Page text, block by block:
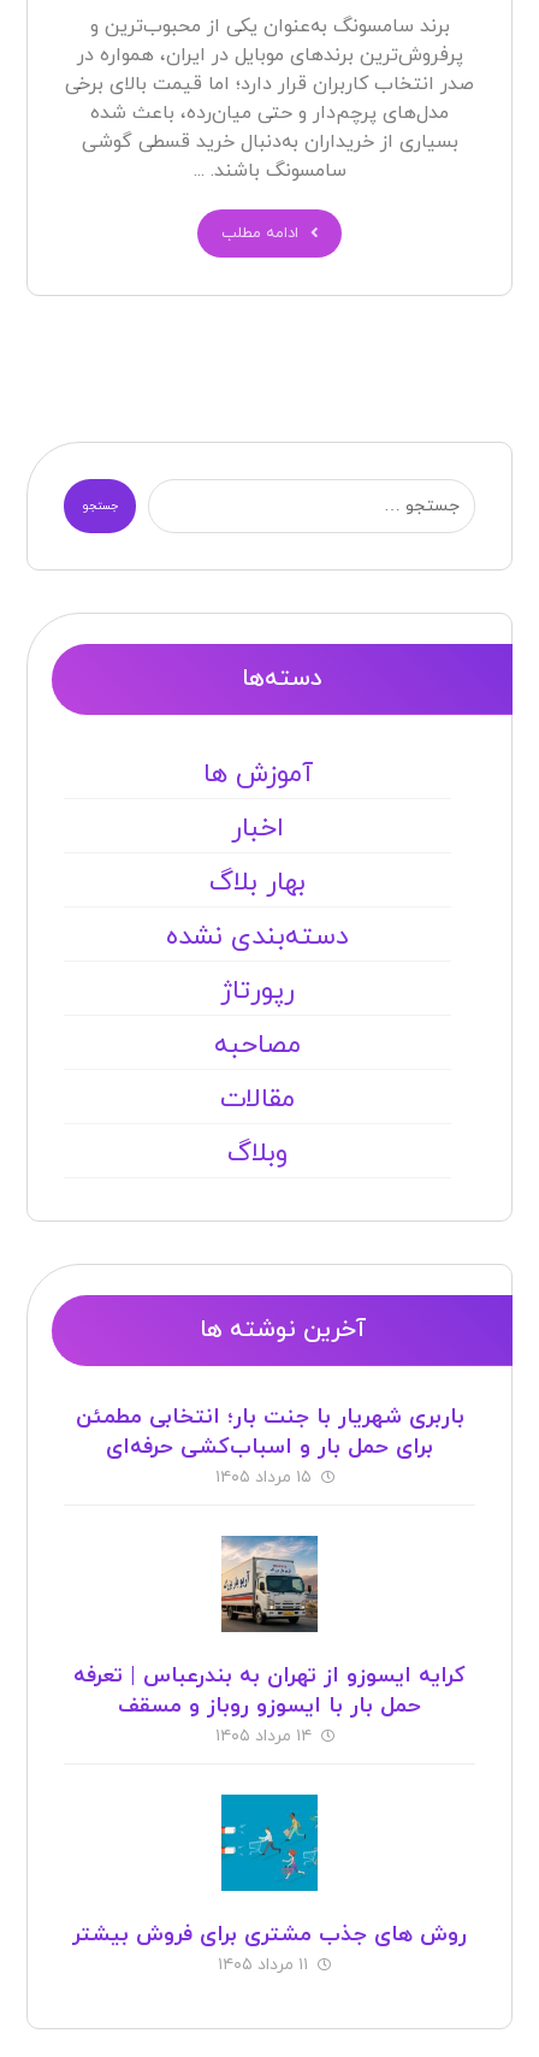
برند سامسونگ به‌عنوان یکی از محبوب‌ترین و
پرفروش‌ترین برندهای موبایل در ایران، همواره در
صدر انتخاب کاربران قرار دارد؛ اما قیمت بالای برخی
مدل‌های پرچم‌دار و حتی میان‌رده، باعث شده
بسیاری از خریداران به‌دنبال خرید قسطی گوشی
سامسونگ باشند. ...
ادامه مطلب
جستجو
دسته‌ها
آموزش ها
اخبار
بهار بلاگ
دسته‌بندی نشده
رپورتاژ
مصاحبه
مقالات
وبلاگ
آخرین نوشته ها
باربری شهریار با جنت بار؛ انتخابی مطمئن
برای حمل بار و اسباب‌کشی حرفه‌ای
۱۵ مرداد ۱۴۰۵
کرایه ایسوزو از تهران به بندرعباس | تعرفه
حمل بار با ایسوزو روباز و مسقف
۱۴ مرداد ۱۴۰۵
روش های جذب مشتری برای فروش بیشتر
۱۱ مرداد ۱۴۰۵